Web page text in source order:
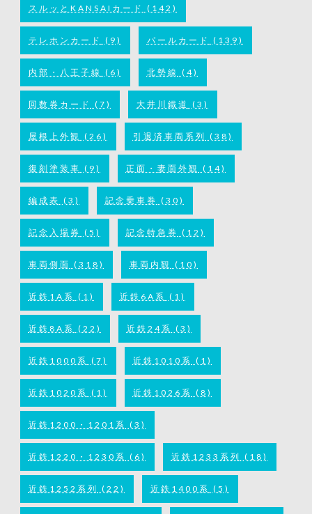
スルッとKANSAIカード (142)
テレホンカード (9) パールカード (139)
内部・八王子線 (6) 北勢線 (4)
回数券カード (7) 大井川鐵道 (3)
屋根上外観 (26) 引退済車両系列 (38)
復刻塗装車 (9) 正面・妻面外観 (14)
編成表 (3) 記念乗車券 (30)
記念入場券 (5) 記念特急券 (12)
車両側面 (318) 車両内観 (10)
近鉄1A系 (1) 近鉄6A系 (1)
近鉄8A系 (22) 近鉄24系 (3)
近鉄1000系 (7) 近鉄1010系 (1)
近鉄1020系 (1) 近鉄1026系 (8)
近鉄1200・1201系 (3)
近鉄1220・1230系 (6) 近鉄1233系列 (18)
近鉄1252系列 (22) 近鉄1400系 (5)